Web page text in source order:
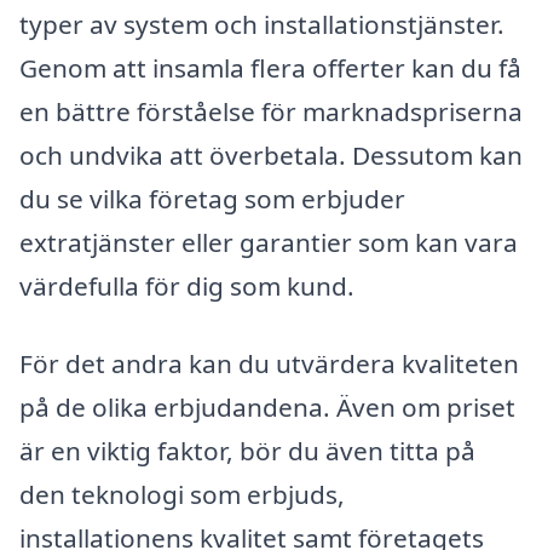
typer av system och installationstjänster.
Genom att insamla flera offerter kan du få
en bättre förståelse för marknadspriserna
och undvika att överbetala. Dessutom kan
du se vilka företag som erbjuder
extratjänster eller garantier som kan vara
värdefulla för dig som kund.
För det andra kan du utvärdera kvaliteten
på de olika erbjudandena. Även om priset
är en viktig faktor, bör du även titta på
den teknologi som erbjuds,
installationens kvalitet samt företagets